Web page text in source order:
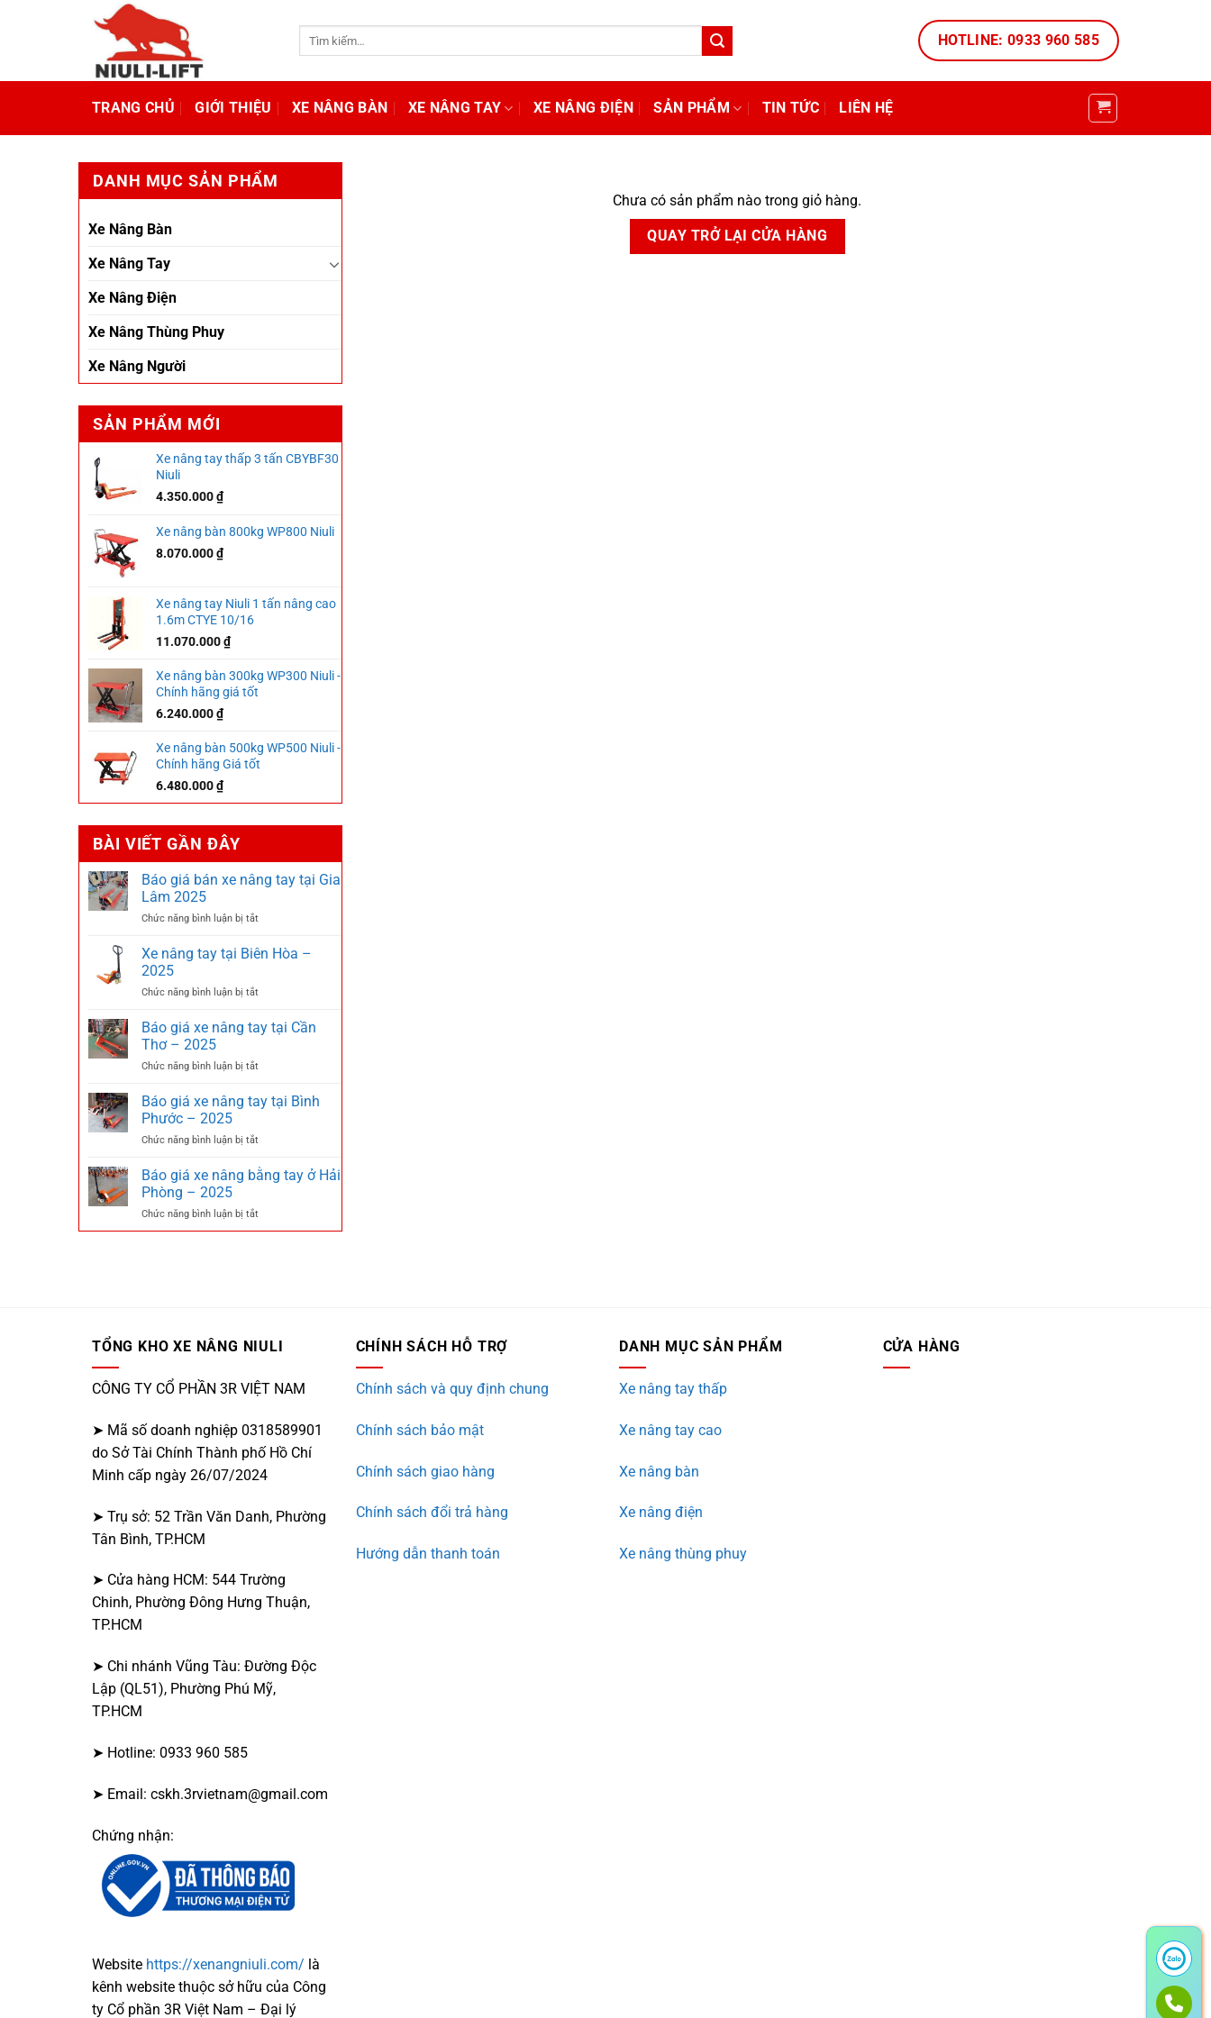
dung
HOTLINE: 0933 960 585
TRANG CHỦ GIỚI THIỆU XE NÂNG BÀN XE NÂNG TAY XE NÂNG ĐIỆN SẢN PHẨM TIN TỨC LIÊN HỆ
Chưa có sản phẩm nào trong giỏ hàng.
QUAY TRỞ LẠI CỬA HÀNG
DANH MỤC SẢN PHẨM
Xe Nâng Bàn
Xe Nâng Tay
Xe Nâng Điện
Xe Nâng Thùng Phuy
Xe Nâng Người
SẢN PHẨM MỚI
Xe nâng tay thấp 3 tấn CBYBF30
Niuli
4.350.000₫
Xe nâng bàn 800kg WP800 Niuli
8.070.000₫
Xe nâng tay Niuli 1 tấn nâng cao
1.6m CTYE 10/16
11.070.000₫
Xe nâng bàn 300kg WP300 Niuli -
Chính hãng giá tốt
6.240.000₫
Xe nâng bàn 500kg WP500 Niuli -
Chính hãng Giá tốt
6.480.000₫
BÀI VIẾT GẦN ĐÂY
Báo giá bán xe nâng tay tại Gia
Lâm 2025
Chức năng bình luận bị tắtở
giá
nâng
tại
2025
Xe nâng tay tại Biên Hòa –
2025
Chức năng bình luận bị tắtở
nâng
tay
Biên
–
Báo giá xe nâng tay tại Cần
Thơ – 2025
Chức năng bình luận bị tắtở
giá
xe
tay
Cần
2025
Báo giá xe nâng tay tại Bình
Phước – 2025
Chức năng bình luận bị tắtở
giá
tay
tại
Báo giá xe nâng bằng tay ở Hải
Phòng – 2025
Chức năng bình luận bị tắtở
Báo
Phòng
2025
TỔNG KHO XE NÂNG NIULI
CÔNG TY CỔ PHẦN 3R VIỆT NAM
➤ Mã số doanh nghiệp 0318589901
do Sở Tài Chính Thành phố Hồ Chí
Minh cấp ngày 26/07/2024
➤ Trụ sở: 52 Trần Văn Danh, Phường
Tân Bình, TP.HCM
➤ Cửa hàng HCM: 544 Trường
Chinh, Phường Đông Hưng Thuận,
TP.HCM
➤ Chi nhánh Vũng Tàu: Đường Độc
Lập (QL51), Phường Phú Mỹ,
TP.HCM
➤ Hotline: 0933 960 585
➤ Email: cskh.3rvietnam@gmail.com
Chứng nhận:
Website https://xenangniuli.com/ là
kênh website thuộc sở hữu của Công
ty Cổ phần 3R Việt Nam – Đại lý
CHÍNH SÁCH HỖ TRỢ
Chính sách và quy định chung
Chính sách bảo mật
Chính sách giao hàng
Chính sách đổi trả hàng
Hướng dẫn thanh toán
DANH MỤC SẢN PHẨM
Xe nâng tay thấp
Xe nâng tay cao
Xe nâng bàn
Xe nâng điện
Xe nâng thùng phuy
CỬA HÀNG